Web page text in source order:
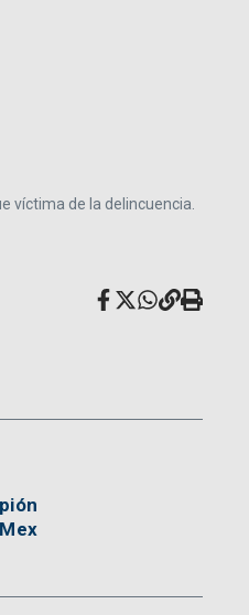
víctima de la delincuencia.